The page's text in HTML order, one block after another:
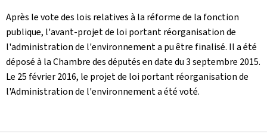
Après le vote des lois relatives à la réforme de la fonction
publique, l'avant-projet de loi portant réorganisation de
l'administration de l'environnement a pu être finalisé. Il a été
déposé à la Chambre des députés en date du 3 septembre 2015.
Le 25 février 2016, le projet de loi portant réorganisation de
l'Administration de l'environnement a été voté.